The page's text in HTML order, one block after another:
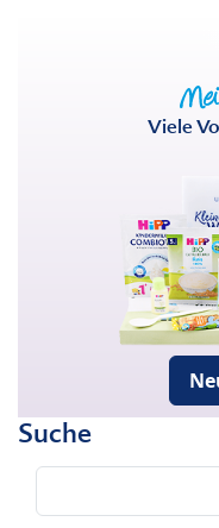
Viele
Suche